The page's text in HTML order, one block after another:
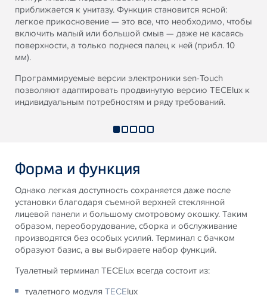
приближается к унитазу. Функция становится ясной:
легкое прикосновение — это все, что необходимо, чтобы
включить малый или большой смыв — даже не касаясь
поверхности, а только поднеся палец к ней (прибл. 10
мм).
Программируемые версии электроники sen-Touch
позволяют адаптировать продвинутую версию TECElux к
индивидуальным потребностям и ряду требований.
Форма и функция
Однако легкая доступность сохраняется даже после
установки благодаря съемной верхней стеклянной
лицевой панели и большому смотровому окошку. Таким
образом, переоборудование, сборка и обслуживание
производятся без особых усилий. Терминал с бачком
образуют базис, а вы выбираете набор функций.
Туалетный терминал TECElux всегда состоит из:
туалетного модуля TECElux